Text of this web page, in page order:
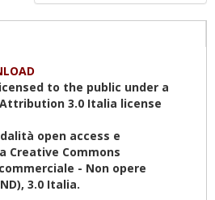
to the public under a
3.0 Italia license
open access e
Creative Commons
- Non opere
3.0 Italia.